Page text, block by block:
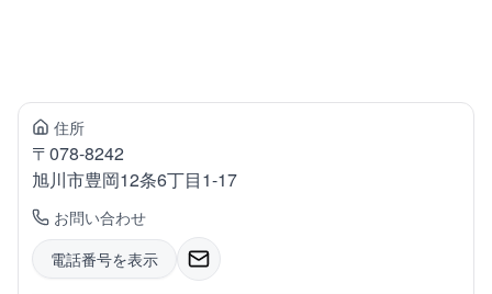
住所
〒078-8242
旭川市豊岡12条6丁目1-17
お問い合わせ
電話番号を表示